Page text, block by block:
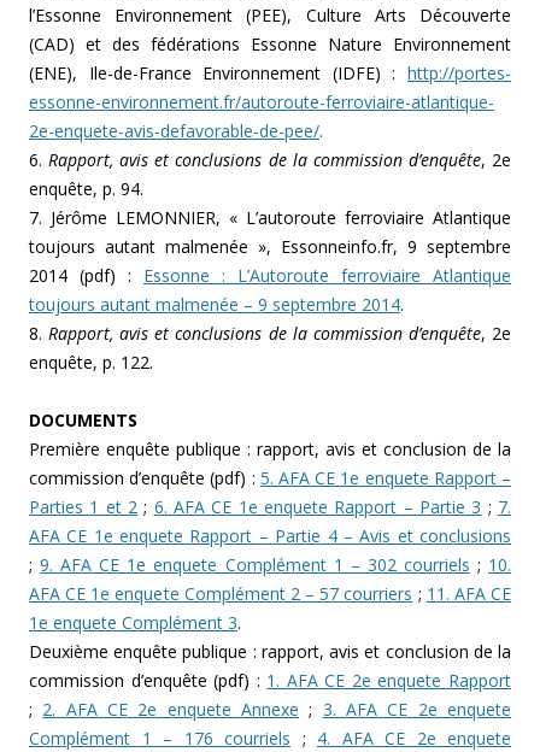
l’Essonne Environnement (PEE), Culture Arts Découverte
(CAD) et des fédérations Essonne Nature Environnement
(ENE), Ile-de-France Environnement (IDFE) : http://portes-
essonne-environnement.fr/autoroute-ferroviaire-atlantique-
2e-enquete-avis-defavorable-de-pee/.
6.Rapport, avis et conclusions de la commission d’enquête, 2e
enquête, p. 94.
7. Jérôme LEMONNIER, « L’autoroute ferroviaire Atlantique
toujours autant malmenée », Essonneinfo.fr, 9 septembre
2014 (pdf) :
Essonne : L’Autoroute ferroviaire Atlantique
toujours autant malmenée – 9 septembre 2014.
8.Rapport, avis et conclusions de la commission d’enquête, 2e
enquête, p. 122.
DOCUMENTS
Première enquête publique : rapport, avis et conclusion de la
commission d’enquête (pdf) : 5. AFA CE 1e enquete Rapport –
Parties 1 et 2 ; 6. AFA CE 1e enquete Rapport – Partie 3 ; 7.
AFA CE 1e enquete Rapport – Partie 4 – Avis et conclusions
;9. AFA CE 1e enquete Complément 1 – 302 courriels ; 10.
AFA CE 1e enquete Complément 2 – 57 courriers ; 11. AFA CE
1e enquete Complément 3.
Deuxième enquête publique : rapport, avis et conclusion de la
commission d’enquête (pdf) : 1. AFA CE 2e enquete Rapport
; 2. AFA CE 2e enquete Annexe ; 3. AFA CE 2e enquete
Complément 1 – 176 courriels ; 4. AFA CE 2e enquete